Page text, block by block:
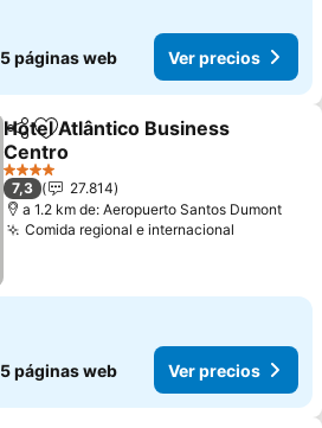
5 páginas web Ver precios
CompartirAñadir a favoritos
Hotel Atlântico Business
Centro
Ver precios
4 Estrellas
7,3
27.814
a 1.2 km de: Aeropuerto Santos Dumont
Comida regional e internacional
5 páginas web Ver precios